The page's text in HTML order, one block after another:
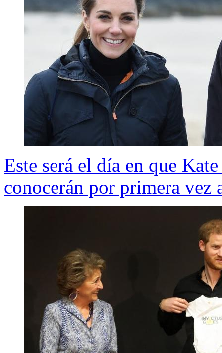
Este será el día en que
conocerán por primera vez